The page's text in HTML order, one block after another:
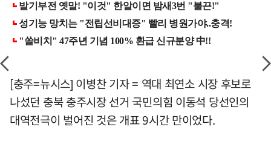
[충주=뉴시스] 이병찬 기자 = 역대 최연소 시장 후보로
나섰던 충북 충주시장 선거 국민의힘 이동석 당선인의
대역전극이 벌어진 것은 개표 9시간 만이었다.